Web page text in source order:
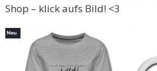
Shop – klick aufs Bild! <3